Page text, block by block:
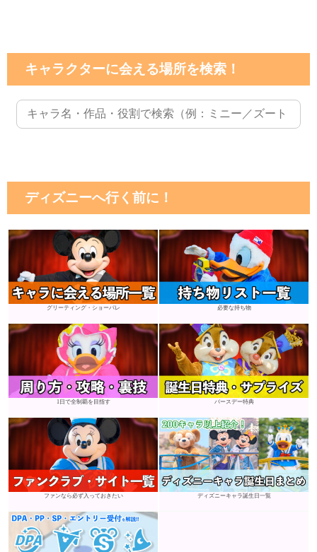
キャラクターに会える場所を検索！
ディズニーへ行く前に！
グリーティング・ショーパレ 必要な持ち物
1日で全制覇を目指す バースデー特典
ファンなら必ず入っておきたい ディズニーキャラ誕生日一覧